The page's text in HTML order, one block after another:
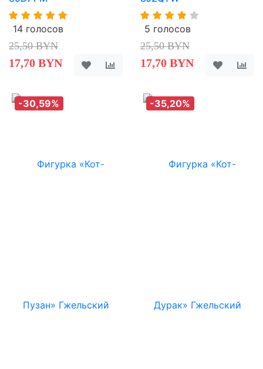
14 голосов
25,50 BYN
17,70 BYN
5 голосов
25,50 BYN
17,70 BYN
-30,59% -35,20%